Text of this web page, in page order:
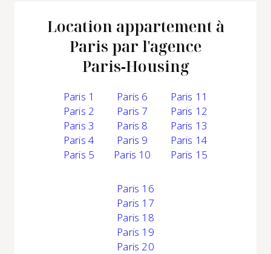
Location appartement à
Paris par l'agence
Paris‑Housing
Paris 1
Paris 2
Paris 3
Paris 4
Paris 5
Paris 6
Paris 7
Paris 8
Paris 9
Paris 10
Paris 11
Paris 12
Paris 13
Paris 14
Paris 15
Paris 16
Paris 17
Paris 18
Paris 19
Paris 20